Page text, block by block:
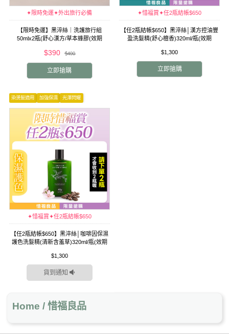
✦限時免運✦外出旅行必備
【限時免運】黑淬絲｜洗護旅行組
50mlx2瓶(舒心漢方/草本蜂膠(效期
2026.11.21)
$390 $400
立即搶購
✦惜福賞✦任2瓶結帳$650
【任2瓶結帳$650】黑淬絲│漢方控油豐
盈洗髮精(舒心檀香)320ml/瓶(效期
$1,300
立即搶購
染燙髮適用 加強保濕 光澤閃耀
✦惜福賞✦任2瓶結帳$650
【任2瓶結帳$650】黑淬絲│咖啡因保濕
護色洗髮精(清新含羞草)320ml/瓶(效期
$1,300
貨到通知
Home / 惜福良品